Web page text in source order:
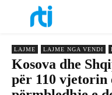
LAJME LAJME NGA VENDI
Kosova dhe
për 110 vjetorin